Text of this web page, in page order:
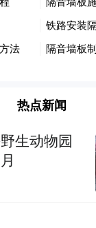
方地区首场马
破20万，比去
热点新闻
生动物园